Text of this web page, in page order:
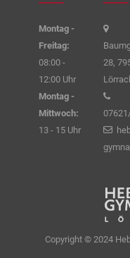
Montag -
Freitag:
08:00 -
12:00 Uhr
Montag -
Mittwoch:
13 - 15 Uhr
28,
Copyright © 2024